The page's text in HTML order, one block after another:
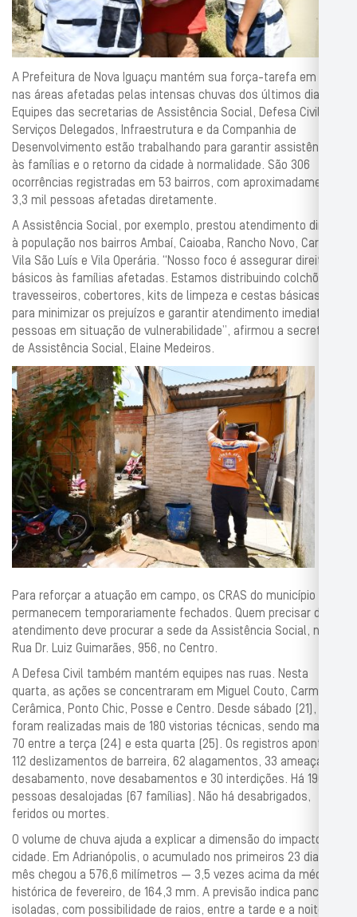
A Prefeitura de Nova Iguaçu mantém sua força-tarefa em ação
nas áreas afetadas pelas intensas chuvas dos últimos dias.
Equipes das secretarias de Assistência Social, Defesa Civil,
Serviços Delegados, Infraestrutura e da Companhia de
Desenvolvimento estão trabalhando para garantir assistência
às famílias e o retorno da cidade à normalidade. São 306
ocorrências registradas em 53 bairros, com aproximadamente
3,3 mil pessoas afetadas diretamente.
A Assistência Social, por exemplo, prestou atendimento direto
à população nos bairros Ambaí, Caioaba, Rancho Novo, Carmari,
Vila São Luís e Vila Operária. “Nosso foco é assegurar direitos
básicos às famílias afetadas. Estamos distribuindo colchões,
travesseiros, cobertores, kits de limpeza e cestas básicas
para minimizar os prejuízos e garantir atendimento imediato às
pessoas em situação de vulnerabilidade”, afirmou a secretária
de Assistência Social, Elaine Medeiros.
Para reforçar a atuação em campo, os CRAS do município
permanecem temporariamente fechados. Quem precisar de
atendimento deve procurar a sede da Assistência Social, na
Rua Dr. Luiz Guimarães, 956, no Centro.
A Defesa Civil também mantém equipes nas ruas. Nesta
quarta, as ações se concentraram em Miguel Couto, Carmari,
Cerâmica, Ponto Chic, Posse e Centro. Desde sábado (21), já
foram realizadas mais de 180 vistorias técnicas, sendo mais de
70 entre a terça (24) e esta quarta (25). Os registros apontam
112 deslizamentos de barreira, 62 alagamentos, 33 ameaças de
desabamento, nove desabamentos e 30 interdições. Há 196
pessoas desalojadas (67 famílias). Não há desabrigados,
feridos ou mortes.
O volume de chuva ajuda a explicar a dimensão do impacto na
cidade. Em Adrianópolis, o acumulado nos primeiros 23 dias do
mês chegou a 576,6 milímetros — 3,5 vezes acima da média
histórica de fevereiro, de 164,3 mm. A previsão indica pancadas
isoladas, com possibilidade de raios, entre a tarde e a noite